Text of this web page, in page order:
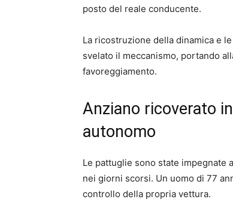
posto del reale conducente.
La ricostruzione della dinamica e
svelato il meccanismo, portando
favoreggiamento.
Anziano ricoverato
autonomo
Le pattuglie sono state impegnate
nei giorni scorsi. Un uomo di 77
controllo della propria vettura.